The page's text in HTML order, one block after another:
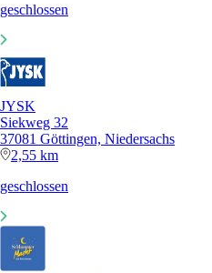
geschlossen
JYSK
Siekweg 32
37081 Göttingen, Niedersachs
2,55 km
geschlossen